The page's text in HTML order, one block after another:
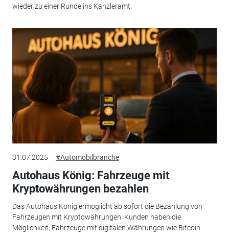
wieder zu einer Runde ins Kanzleramt.
31.07.2025 #Automobilbranche
Autohaus König: Fahrzeuge mit
Kryptowährungen bezahlen
Das Autohaus König ermöglicht ab sofort die Bezahlung von
Fahrzeugen mit Kryptowährungen. Kunden haben die
Möglichkeit, Fahrzeuge mit digitalen Währungen wie Bitcoin...